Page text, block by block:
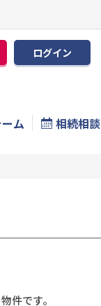
ログイン
ム 相続相談
件です。